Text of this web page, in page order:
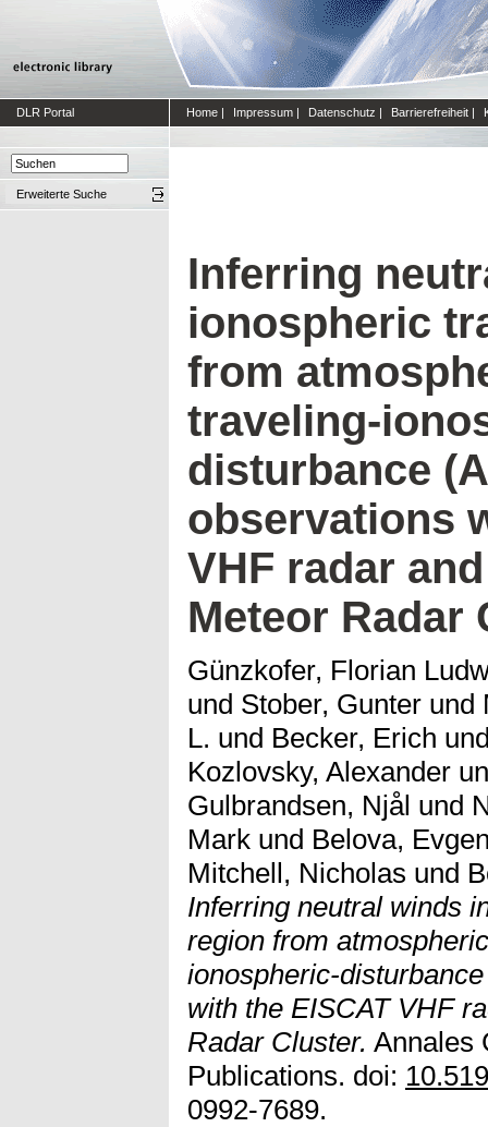
DLR Portal Home | Impressum | Datenschutz | Barrierefreiheit |
Erweiterte Suche
Inferring
ionospheric
from
traveling-
disturbance
observations
VHF radar
Meteor Radar
Günzkofer, Florian
und Stober, Gunter und
L. und Becker, Erich
Kozlovsky, Alexander
Gulbrandsen, Njål und
Mark und Belova,
Mitchell, Nicholas und
Inferring neutral winds
region from
ionospheric-
with the EISCAT VHF
Radar Cluster. Annales
Publications. doi:
0992-7689.